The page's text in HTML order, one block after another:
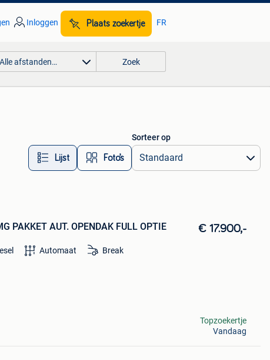
Inloggen Plaats zoekertje FR
Alle afstanden… Zoek
Lijst Foto’s
Sorteer op
PAKKET AUT. OPENDAK FULL OPTIE € 17.900,-
Automaat Break
Topzoekertje
Vandaag